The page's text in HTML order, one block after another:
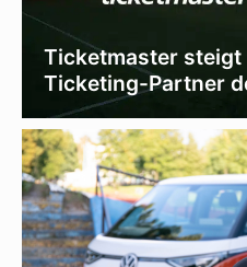
Ticketmaster
Ticketing-Partner